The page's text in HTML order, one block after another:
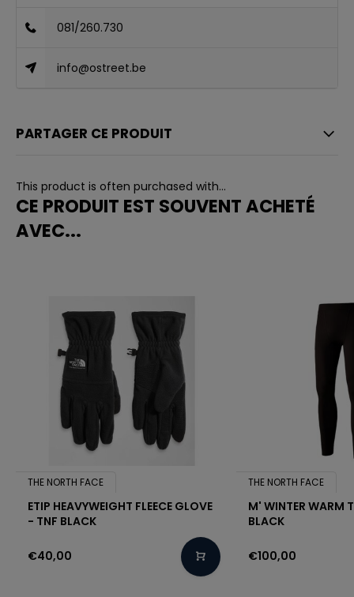
081/260.730
info@ostreet.be
PARTAGER CE PRODUIT
This product is often purchased with...
CE PRODUIT EST SOUVENT ACHETÉ
AVEC...
THE NORTH FACE
ETIP HEAVYWEIGHT FLEECE GLOVE
- TNF BLACK
€40,00
THE NORTH FACE
M' WINTER WARM
BLACK
€100,00